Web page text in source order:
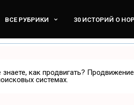
ВСЕ РУБРИКИ 30 ИСТОРИЙ О
как продвигать?
системах.